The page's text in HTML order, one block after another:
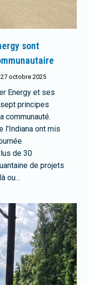
sont
27 octobre 2025
Energy et ses
principes
communauté.
l'Indiana ont mis
de 30
de projets
ou…